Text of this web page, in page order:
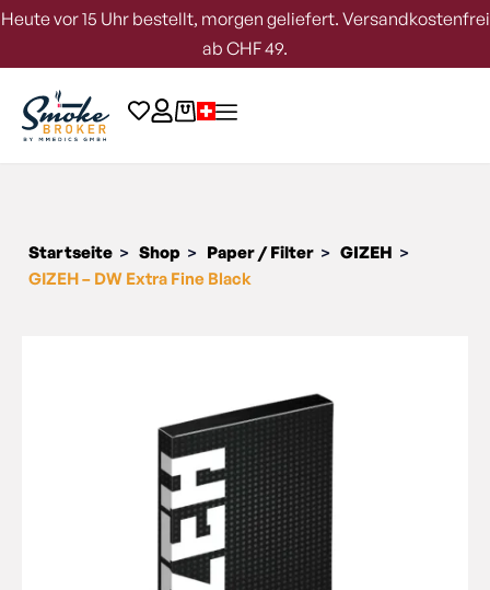
Heute vor 15 Uhr bestellt, morgen geliefert. Versandkostenfrei
ab CHF 49.
Startseite > Shop > Paper / Filter > GIZEH >
GIZEH – DW Extra Fine Black